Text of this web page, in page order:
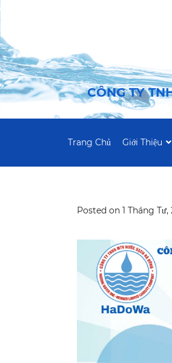
CÔNG TY
Trang Chủ Giới Thiệu
Posted on 1 Tháng Tư,